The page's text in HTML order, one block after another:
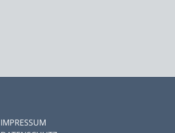
IMPRESSUM